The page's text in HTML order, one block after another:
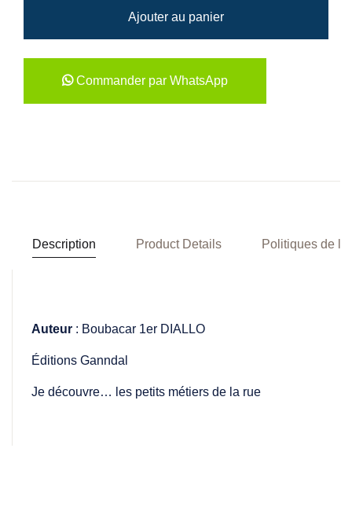
Ajouter au panier
Commander par WhatsApp
Description Product Details Politiques de la
Auteur : Boubacar 1er DIALLO
Éditions Ganndal
Je découvre… les petits métiers de la rue